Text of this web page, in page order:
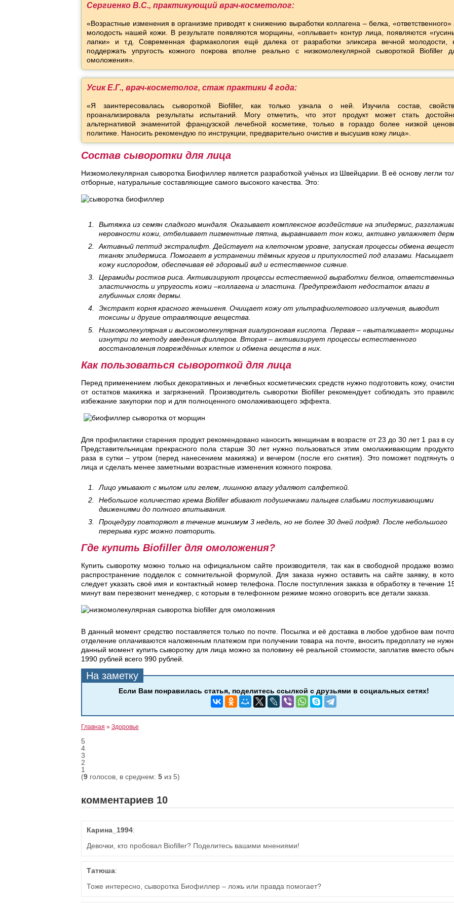
Сергиенко В.С., практикующий врач-косметолог:
«Возрастные изменения в организме приводят к снижению выработки коллагена – белка, «ответственного»
молодость нашей кожи. В результате появляются морщины, «оплывает» контур лица, появляются
лапки» и т.д. Современная фармакология ещё далека от разработки эликсира вечной молодости,
поддержать упругость кожного покрова вполне реально с низкомолекулярной сывороткой Biofiller
омоложения».
Усик Е.Г., врач-косметолог, стаж практики 4 года:
«Я заинтересовалась сывороткой Biofiller, как только узнала о ней. Изучила состав,
проанализировала результаты испытаний. Могу отметить, что этот продукт может стать
альтернативой знаменитой французской лечебной косметике, только в гораздо более низкой
политике. Наносить рекомендую по инструкции, предварительно очистив и высушив кожу лица».
Состав сыворотки для лица
Низкомолекулярная сыворотка Биофиллер является разработкой учёных из Швейцарии. В её основу легли
отборные, натуральные составляющие самого высокого качества. Это:
Вытяжка из семян сладкого миндаля. Оказывает комплексное воздействие на эпидермис,
неровности кожи, отбеливает пигментные пятна, выравнивает тон кожи, активно увлажняет
Активный пептид экстралифт. Действует на клеточном уровне, запуская процессы обмена
тканях эпидермиса. Помогает в устранении тёмных кругов и припухлостей под глазами. Насыщает
кожу кислородом, обеспечивая её здоровый вид и естественное сияние.
Церамиды ростков риса. Активизируют процессы естественной выработки белков,
эластичность и упругость кожи –коллагена и эластина. Предупреждают недостаток влаги в
глубинных слоях дермы.
Экстракт корня красного женьшеня. Очищает кожу от ультрафиолетового излучения, выводит
токсины и другие отравляющие вещества.
Низкомолекулярная и высокомолекулярная гиалуроновая кислота. Первая – «выталкивает» морщины
изнутри по методу введения филлеров. Вторая – активизирует процессы естественного
восстановления повреждённых клеток и обмена веществ в них.
Как пользоваться сывороткой для лица
Перед применением любых декоративных и лечебных косметических средств нужно подготовить кожу,
от остатков макияжа и загрязнений. Производитель сыворотки Biofiller рекомендует соблюдать это
избежание закупорки пор и для полноценного омолаживающего эффекта.
Для профилактики старения продукт рекомендовано наносить женщинам в возрасте от 23 до 30 лет 1 раз в
Представительницам прекрасного пола старше 30 лет нужно пользоваться этим омолаживающим
раза в сутки – утром (перед нанесением макияжа) и вечером (после его снятия). Это поможет подтянуть
лица и сделать менее заметными возрастные изменения кожного покрова.
Лицо умывают с мылом или гелем, лишнюю влагу удаляют салфеткой.
Небольшое количество крема Biofiller вбивают подушечками пальцев слабыми постукивающими
движениями до полного впитывания.
Процедуру повторяют в течение минимум 3 недель, но не более 30 дней подряд. После небольшого
перерыва курс можно повторить.
Где купить Biofiller для омоложения?
Купить сыворотку можно только на официальном сайте производителя, так как в свободной продаже
распространение подделок с сомнительной формулой. Для заказа нужно оставить на сайте заявку, в
следует указать своё имя и контактный номер телефона. После поступления заказа в обработку в течение
минут вам перезвонит менеджер, с которым в телефонном режиме можно оговорить все детали заказа.
В данный момент средство поставляется только по почте. Посылка и её доставка в любое удобное вам
отделение оплачиваются наложенным платежом при получении товара на почте, вносить предоплату не
данный момент купить сыворотку для лица можно за половину её реальной стоимости, заплатив вместо
1990 рублей всего 990 рублей.
Главная » Здоровье
5
4
3
2
1
(9 голосов, в среднем: 5 из 5)
комментариев 10
Карина_1994:
Девочки, кто пробовал Biofiller? Поделитесь вашими мнениями!
Татюша:
Тоже интересно, сыворотка Биофиллер – ложь или правда помогает?